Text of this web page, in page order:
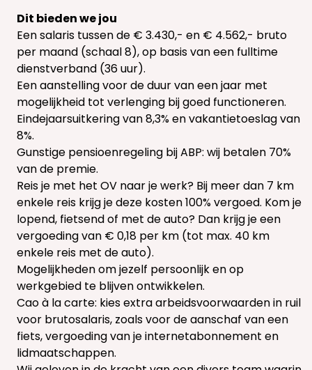
Dit bieden we jou
Een salaris tussen de € 3.430,- en € 4.562,- bruto
per maand (schaal 8), op basis van een fulltime
dienstverband (36 uur).
Een aanstelling voor de duur van een jaar met
mogelijkheid tot verlenging bij goed functioneren.
Eindejaarsuitkering van 8,3% en vakantietoeslag van
8%.
Gunstige pensioenregeling bij ABP: wij betalen 70%
van de premie.
Reis je met het OV naar je werk? Bij meer dan 7 km
enkele reis krijg je deze kosten 100% vergoed. Kom je
lopend, fietsend of met de auto? Dan krijg je een
vergoeding van € 0,18 per km (tot max. 40 km
enkele reis met de auto).
Mogelijkheden om jezelf persoonlijk en op
werkgebied te blijven ontwikkelen.
Cao à la carte: kies extra arbeidsvoorwaarden in ruil
voor brutosalaris, zoals voor de aanschaf van een
fiets, vergoeding van je internetabonnement en
lidmaatschappen.